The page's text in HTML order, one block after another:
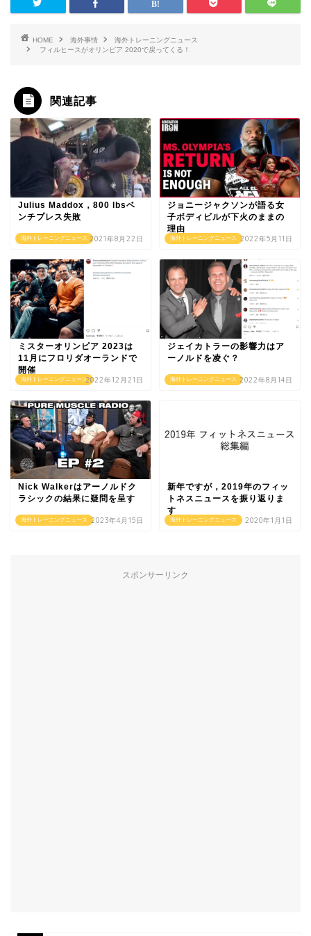
HOME 海外事情
海外トレーニングニュース
フィルヒースがオリンピア 2020で戻ってくる！
関連記事
海外トレーニングニュース
Julius Maddox，800 lbsベ
ンチプレス失敗
2021年8月22日 海外トレーニングニュース
ジョニージャクソンが語る女
子ボディビルが下火のままの
理由
2022年5月11日
海外トレーニングニュース
ミスターオリンピア 2023は
11月にフロリダオーランドで
開催
2022年12月21日 海外トレーニングニュース
ジェイカトラーの影響力はア
ーノルドを凌ぐ？
2022年8月14日
海外トレーニングニュース
Nick Walkerはアーノルドク
ラシックの結果に疑問を呈す
2023年4月15日 海外トレーニングニュース
新年ですが，2019年のフィッ
トネスニュースを振り返りま
す
2020年1月1日
スポンサーリンク